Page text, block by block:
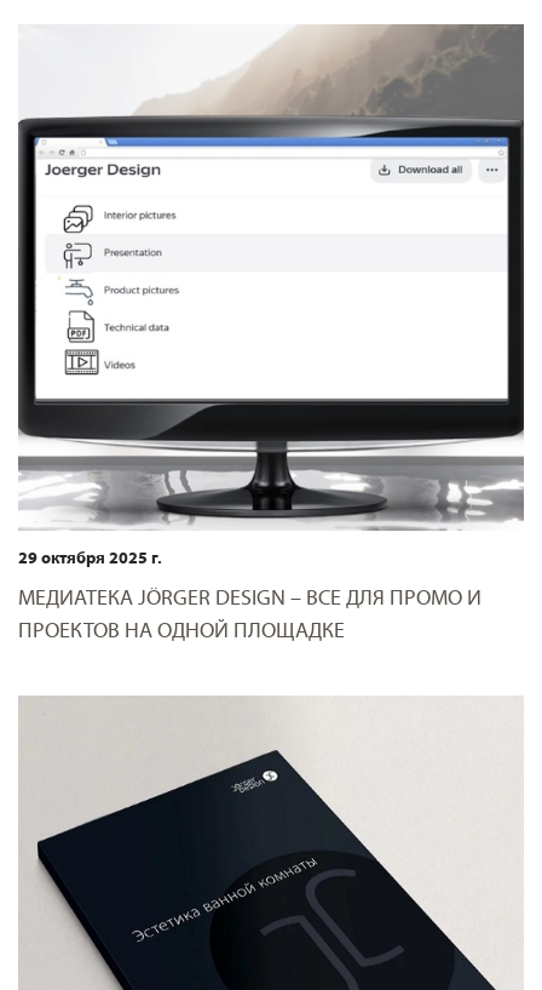
29 октября 2025 г.
МЕДИАТЕКА JÖRGER DESIGN – ВСЕ ДЛЯ ПРОМО И
ПРОЕКТОВ НА ОДНОЙ ПЛОЩАДКЕ